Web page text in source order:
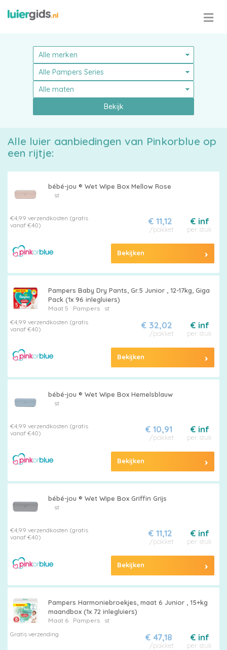
Pampers
Alle
luiers
Maten
&
Merken
vergelijken
Bekijk
Alle luier aanbiedingen van Pinkorblue op
een rijtje:
bébé-jou ® Wet Wipe Box Mellow Rose
st
€4,99 verzendkosten (gratis
vanaf €40)
€ inf
per stuk
€ 11,12
/pakket
Bekijken
Pampers Baby Dry Pants, Gr.5 Junior , 12-17kg, Giga
Pack (1x 96 inlegluiers)
Maat 5 Pampers
st
€4,99 verzendkosten (gratis
vanaf €40)
€ inf
per stuk
€ 32,02
/pakket
Bekijken
bébé-jou ® Wet Wipe Box Hemelsblauw
st
€4,99 verzendkosten (gratis
vanaf €40)
€ inf
per stuk
€ 10,91
/pakket
Bekijken
bébé-jou ® Wet Wipe Box Griffin Grijs
st
€4,99 verzendkosten (gratis
vanaf €40)
€ inf
per stuk
€ 11,12
/pakket
Bekijken
Pampers Harmoniebroekjes, maat 6 Junior , 15+kg
maandbox (1x 72 inlegluiers)
Maat 6 Pampers
st
Gratis verzending
€ inf
per stuk
€ 47,18
/pakket